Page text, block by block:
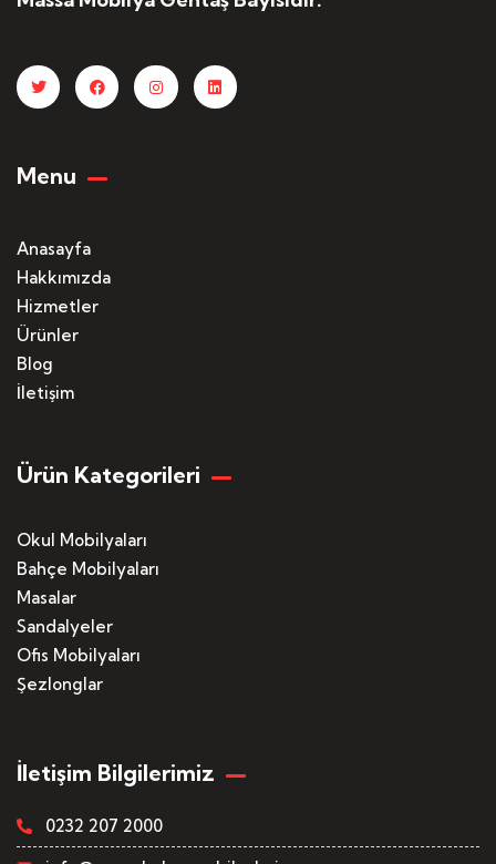
Menu
Anasayfa
Hakkımızda
Hizmetler
Ürünler
Blog
İletişim
Ürün Kategorileri
Okul Mobilyaları
Bahçe Mobilyaları
Masalar
Sandalyeler
Ofis Mobilyaları
Şezlonglar
İletişim Bilgilerimiz
0232 207 2000